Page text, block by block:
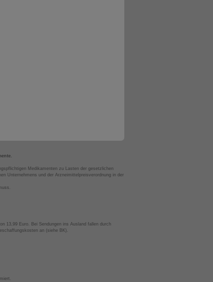
Medikamenten zu Lasten der gesetzlichen
Unternehmens und der Arzneimittelpreisverordnung in der
13,99 Euro. Bei Sendungen ins Ausland fallen durch
an (siehe BK).